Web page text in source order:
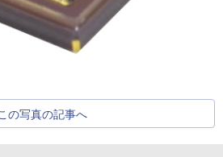
の写真の記事へ